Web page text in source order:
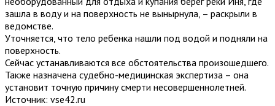
зашла в воду и на поверхность не вынырнула, – раскрыли в
ведомстве.
Уточняется, что тело ребенка нашли под водой и подняли на
поверхность.
Сейчас устанавливаются все обстоятельства произошедшего.
Также назначена судебно-медицинская экспертиза – она
установит точную причину смерти несовершеннолетней.
Источник: vse42.ru